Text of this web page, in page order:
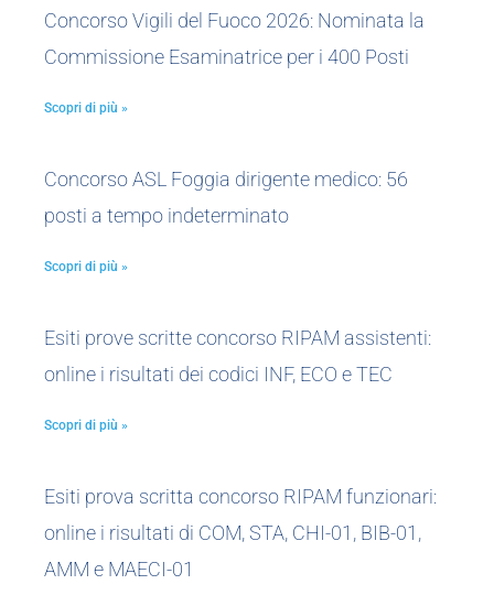
Concorso Vigili del Fuoco 2026: Nominata la
Commissione Esaminatrice per i 400 Posti
Scopri di più »
Concorso ASL Foggia dirigente medico: 56
posti a tempo indeterminato
Scopri di più »
Esiti prove scritte concorso RIPAM assistenti:
online i risultati dei codici INF, ECO e TEC
Scopri di più »
Esiti prova scritta concorso RIPAM funzionari:
online i risultati di COM, STA, CHI-01, BIB-01,
AMM e MAECI-01